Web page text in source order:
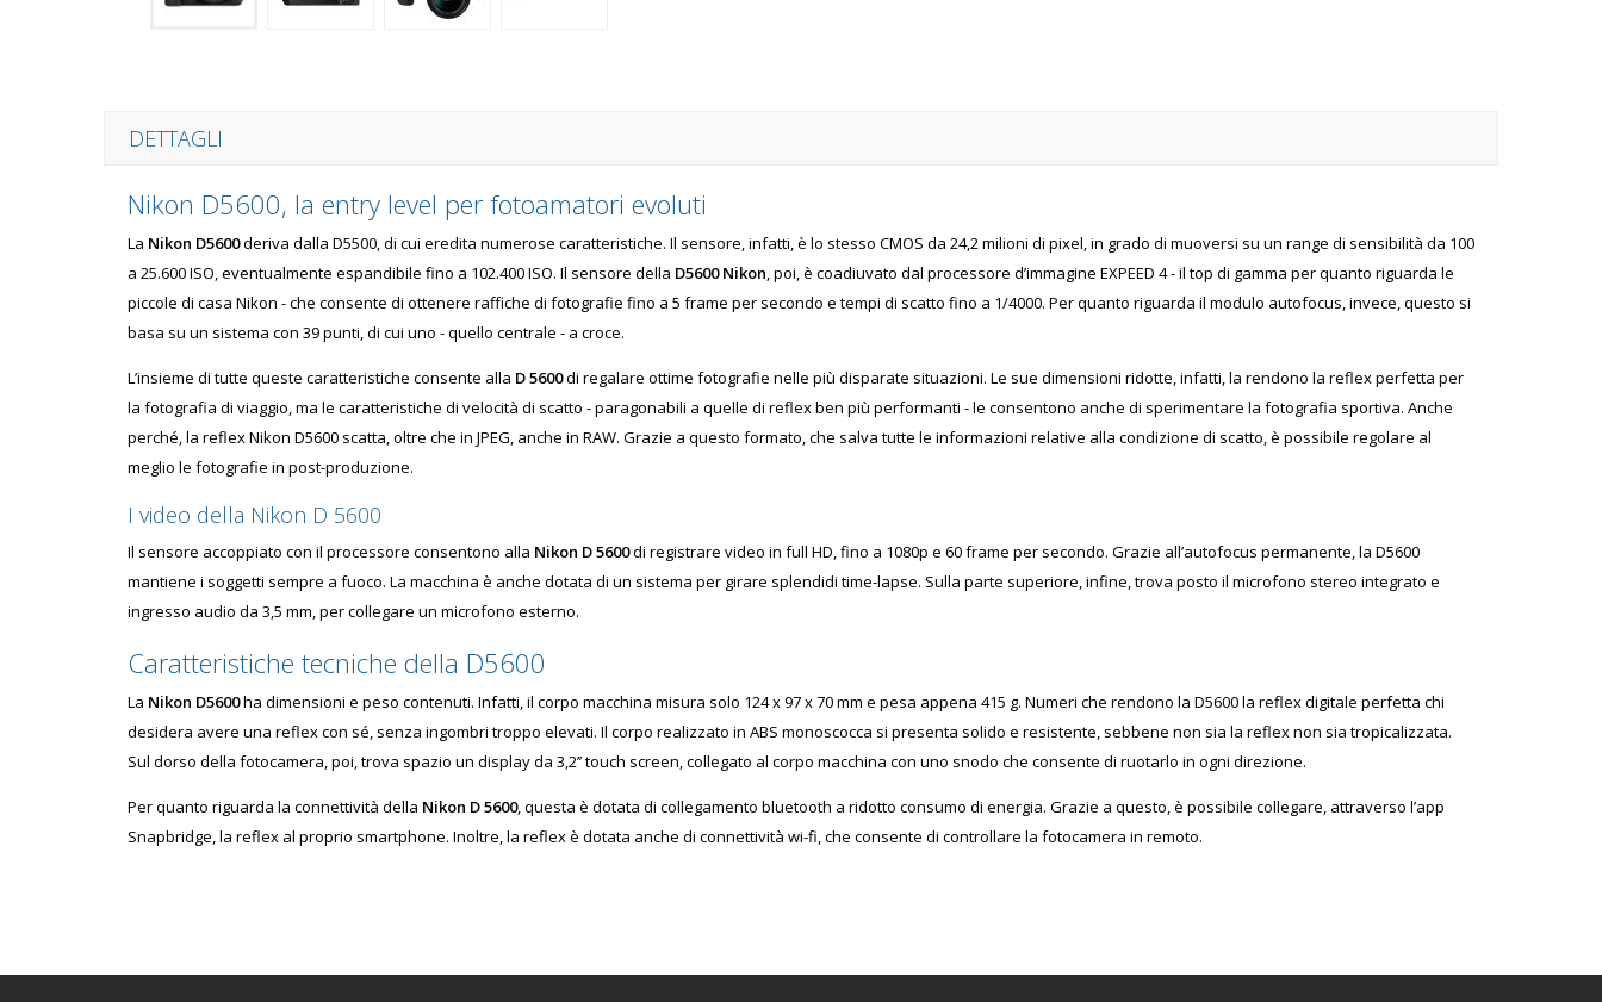
DETTAGLI
Nikon D5600, la entry level per fotoamatori evoluti
La Nikon D5600deriva dalla D5500, di cui eredita numerose caratteristiche. Il sensore, infatti, è lo stesso CMOS da 24,2 milioni di pixel, in grado di muoversi su un range di sensibilità da 100
a 25.600 ISO, eventualmente espandibile fino a 102.400 ISO. Il sensore della D5600 Nikon, poi, è coadiuvato dal processore d’immagine EXPEED 4 - il top di gamma per quanto riguarda le
piccole di casa Nikon - che consente di ottenere raffiche di fotografie fino a 5 frame per secondo e tempi di scatto fino a 1/4000. Per quanto riguarda il modulo autofocus, invece, questo si
basa su un sistema con 39 punti, di cui uno - quello centrale - a croce.
L’insieme di tutte queste caratteristiche consente alla D 5600di regalare ottime fotografie nelle più disparate situazioni. Le sue dimensioni ridotte, infatti, la rendono la reflex perfetta per
la fotografia di viaggio, ma le caratteristiche di velocità di scatto - paragonabili a quelle di reflex ben più performanti - le consentono anche di sperimentare la fotografia sportiva. Anche
perché, la reflex Nikon D5600 scatta, oltre che in JPEG, anche in RAW. Grazie a questo formato, che salva tutte le informazioni relative alla condizione di scatto, è possibile regolare al
meglio le fotografie in post-produzione.
I video della Nikon D 5600
Il sensore accoppiato con il processore consentono alla Nikon D 5600di registrare video in full HD, fino a 1080p e 60 frame per secondo. Grazie all’autofocus permanente, la D5600
mantiene i soggetti sempre a fuoco. La macchina è anche dotata di un sistema per girare splendidi time-lapse. Sulla parte superiore, infine, trova posto il microfono stereo integrato e
ingresso audio da 3,5 mm, per collegare un microfono esterno.
Caratteristiche tecniche della D5600
La Nikon D5600ha dimensioni e peso contenuti. Infatti, il corpo macchina misura solo 124 x 97 x 70 mm e pesa appena 415 g. Numeri che rendono la D5600 la reflex digitale perfetta chi
desidera avere una reflex con sé, senza ingombri troppo elevati. Il corpo realizzato in ABS monoscocca si presenta solido e resistente, sebbene non sia la reflex non sia tropicalizzata.
Sul dorso della fotocamera, poi, trova spazio un display da 3,2’’ touch screen, collegato al corpo macchina con uno snodo che consente di ruotarlo in ogni direzione.
Per quanto riguarda la connettività della Nikon D 5600, questa è dotata di collegamento bluetooth a ridotto consumo di energia. Grazie a questo, è possibile collegare, attraverso l’app
Snapbridge, la reflex al proprio smartphone. Inoltre, la reflex è dotata anche di connettività wi-fi, che consente di controllare la fotocamera in remoto.